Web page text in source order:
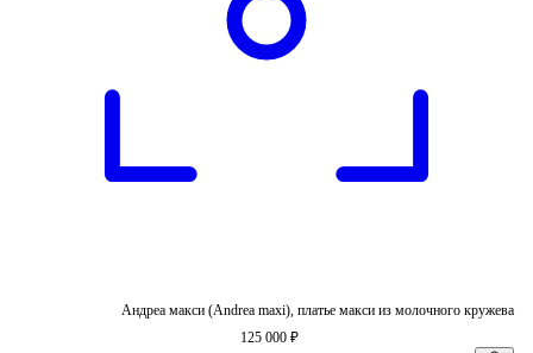
Андреа макси (Andrea maxi), платье макси из молочного кружева
125 000 ₽